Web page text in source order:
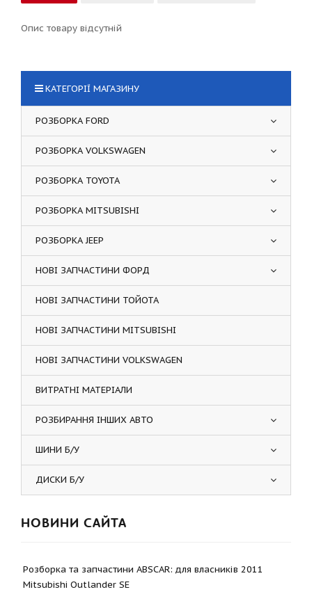
Опис товару відсутній
КАТЕГОРІЇ МАГАЗИНУ
РОЗБОРКА FORD
РОЗБОРКА VOLKSWAGEN
РОЗБОРКА TOYOTA
РОЗБОРКА MITSUBISHI
РОЗБОРКА JEEP
НОВІ ЗАПЧАСТИНИ ФОРД
НОВІ ЗАПЧАСТИНИ ТОЙОТА
НОВІ ЗАПЧАСТИНИ MITSUBISHI
НОВІ ЗАПЧАСТИНИ VOLKSWAGEN
ВИТРАТНІ МАТЕРІАЛИ
РОЗБИРАННЯ ІНШИХ АВТО
ШИНИ Б/У
ДИСКИ Б/У
НОВИНИ САЙТА
Розборка та запчастини ABSCAR: для власників 2011
Mitsubishi Outlander SE